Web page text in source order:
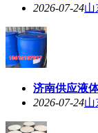
2026-07-24山
济南供应液
2026-07-24山